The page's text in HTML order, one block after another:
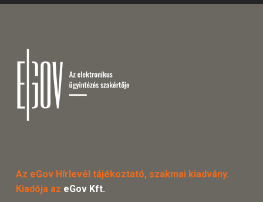
Az eGov Hírlevél tájékoztató, szakmai kiadvány.
Kiadója az eGov Kft.